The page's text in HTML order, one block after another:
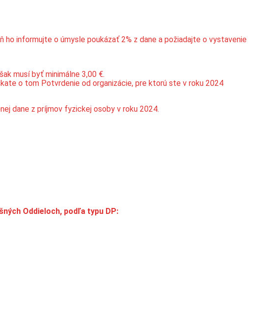
informujte o úmysle poukázať 2% z dane a požiadajte o vystavenie
musí byť minimálne 3,00 €.
o tom Potvrdenie od organizácie, pre ktorú ste v roku 2024
dane z príjmov fyzickej osoby v roku 2024.
Oddieloch, podľa typu DP: